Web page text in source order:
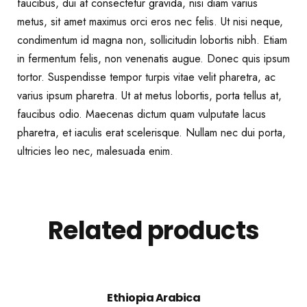
metus, sit amet maximus orci eros nec felis. Ut nisi neque,
condimentum id magna non, sollicitudin lobortis nibh. Etiam
in fermentum felis, non venenatis augue. Donec quis ipsum
tortor. Suspendisse tempor turpis vitae velit pharetra, ac
varius ipsum pharetra. Ut at metus lobortis, porta tellus at,
faucibus odio. Maecenas dictum quam vulputate lacus
pharetra, et iaculis erat scelerisque. Nullam nec dui porta,
ultricies leo nec, malesuada enim.
Related products
Ethiopia Arabica